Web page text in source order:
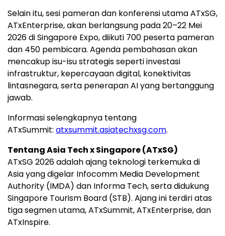
Selain itu, sesi pameran dan konferensi utama ATxSG,
ATxEnterprise, akan berlangsung pada 20–22 Mei
2026 di Singapore Expo, diikuti 700 peserta pameran
dan 450 pembicara. Agenda pembahasan akan
mencakup isu-isu strategis seperti investasi
infrastruktur, kepercayaan digital, konektivitas
lintasnegara, serta penerapan AI yang bertanggung
jawab.
Informasi selengkapnya tentang
ATxSummit: atxsummit.asiatechxsg.com.
Tentang Asia Tech x Singapore (ATxSG)
ATxSG 2026 adalah ajang teknologi terkemuka di
Asia yang digelar Infocomm Media Development
Authority (IMDA) dan Informa Tech, serta didukung
Singapore Tourism Board (STB). Ajang ini terdiri atas
tiga segmen utama, ATxSummit, ATxEnterprise, dan
ATxInspire.